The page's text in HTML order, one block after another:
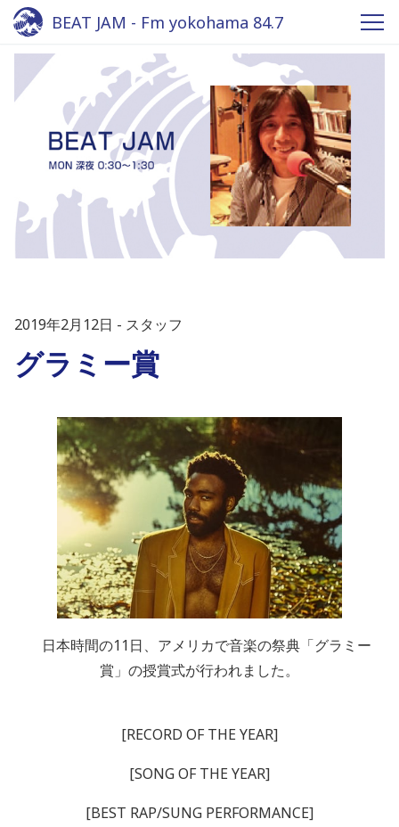
BEAT JAM - Fm yokohama 84.7
2019年2月12日 スタッフ
グラミー賞
日本時間の11日、アメリカで音楽の祭典「グラミー
賞」の授賞式が行われました。
[RECORD OF THE YEAR]
[SONG OF THE YEAR]
[BEST RAP/SUNG PERFORMANCE]